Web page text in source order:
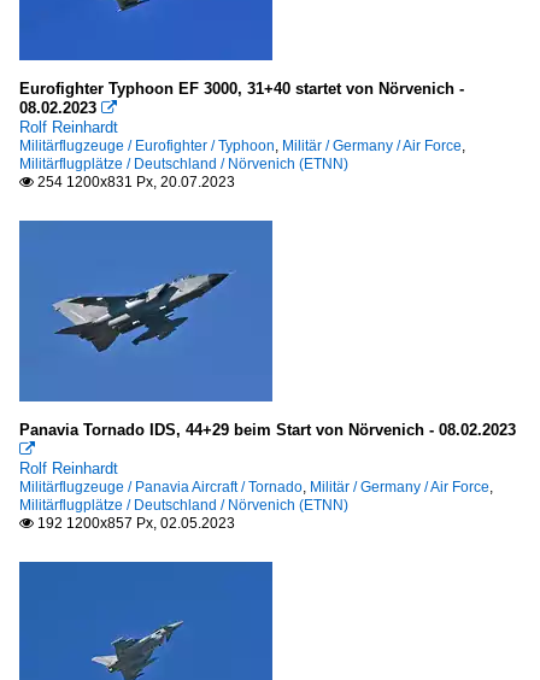
Eurofighter Typhoon EF 3000, 31+40 startet von Nörvenich -
08.02.2023 
Rolf Reinhardt
Militärflugzeuge / Eurofighter / Typhoon, Militär / Germany / Air Force,
Militärflugplätze / Deutschland / Nörvenich (ETNN)
 254 1200x831 Px, 20.07.2023
Panavia Tornado IDS, 44+29 beim Start von Nörvenich - 08.02.2023

Rolf Reinhardt
Militärflugzeuge / Panavia Aircraft / Tornado, Militär / Germany / Air Force,
Militärflugplätze / Deutschland / Nörvenich (ETNN)
 192 1200x857 Px, 02.05.2023